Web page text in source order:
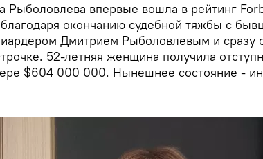
Рыболовлева впервые вошла в рейтинг
благодаря окончанию судебной тяжбы с
Дмитрием Рыболовлевым и сразу
52-летняя женщина получила
$604 000 000. Нынешнее состояние -